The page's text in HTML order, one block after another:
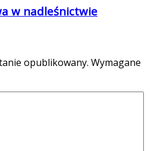
w nadleśnictwie
opublikowany. Wymagane